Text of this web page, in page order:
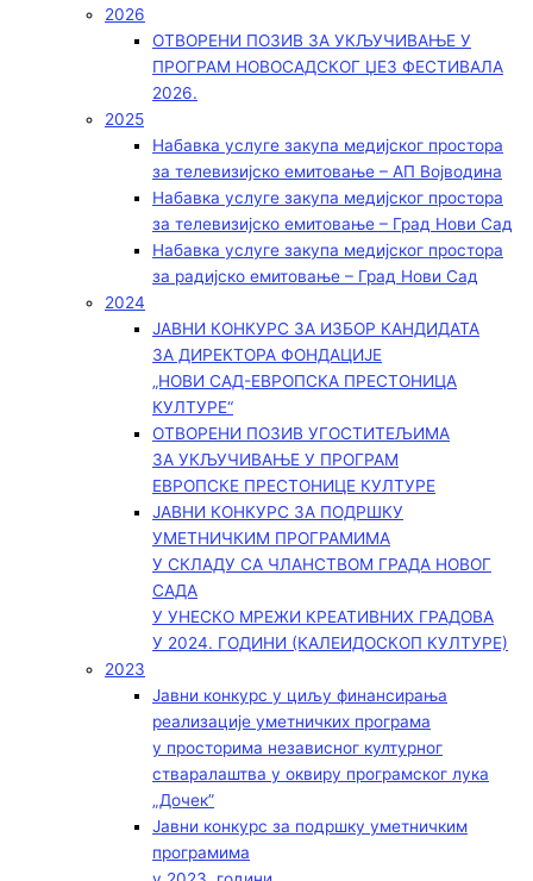
2026
ОТВОРЕНИ ПОЗИВ ЗА УКЉУЧИВАЊЕ У
ПРОГРАМ НОВОСАДСКОГ ЏЕЗ ФЕСТИВАЛА
2026.
2025
Набавка услуге закупа медијског простора
за телевизијско емитовање – АП Војводинa
Набавка услуге закупа медијског простора
за телевизијско емитовање – Град Нови Сад
Набавка услуге закупа медијског простора
за радијско емитовање – Град Нови Сад
2024
ЈАВНИ КОНКУРС ЗА ИЗБОР КАНДИДАТА
ЗА ДИРЕКТОРА ФОНДАЦИЈЕ
„НОВИ САД-ЕВРОПСКА ПРЕСТОНИЦА
КУЛТУРЕ“
ОТВОРЕНИ ПОЗИВ УГОСТИТЕЉИМА
ЗА УКЉУЧИВАЊЕ У ПРОГРАМ
ЕВРОПСКЕ ПРЕСТОНИЦЕ КУЛТУРЕ
ЈАВНИ КОНКУРС ЗА ПОДРШКУ
УМЕТНИЧКИМ ПРОГРАМИМА
У СКЛАДУ СА ЧЛАНСТВОМ ГРАДА НОВОГ
САДА
У УНЕСКО МРЕЖИ КРЕАТИВНИХ ГРАДОВА
У 2024. ГОДИНИ (КАЛЕИДОСКОП КУЛТУРЕ)
2023
Јавни конкурс у циљу финансирања
реализације уметничких програма
у просторима независног културног
стваралаштва у оквиру програмског лука
„Дочек”
Јавни конкурс за подршку уметничким
програмима